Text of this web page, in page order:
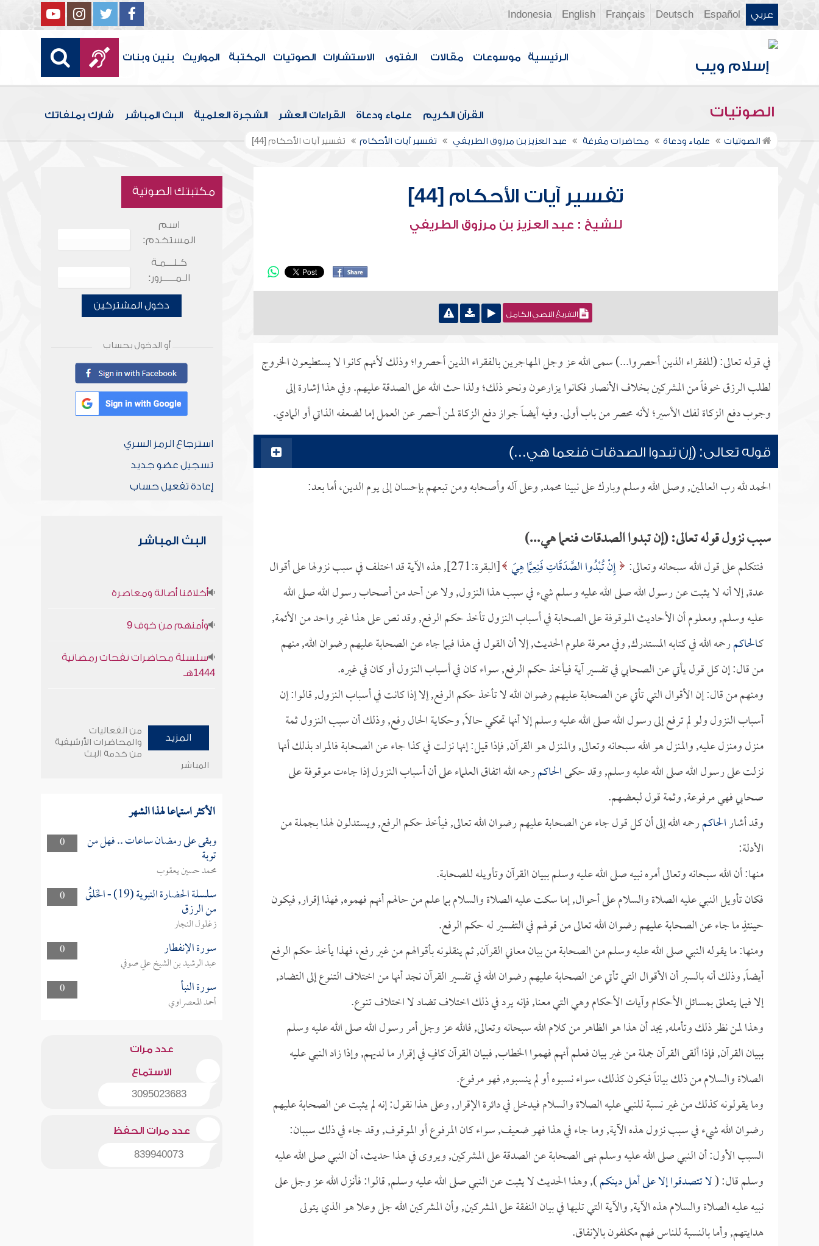
عربي Español
Deutsch
Français
English
Indonesia
الرئيسية موسوعات مقالات الفتوى الاستشارات الصوتيات المكتبة المواريث بنين وبنات
الصوتيات القرآن الكريم علماء ودعاة القراءات العشر الشجرة العلمية البث المباشر شارك بملفاتك
الصوتيات علماء ودعاة محاضرات مفرغة عبد العزيز بن مرزوق الطريفي تفسير آيات الأحكام تفسير آيات الأحكام [44]
تفسير آيات الأحكام [44]
للشيخ : عبد العزيز بن مرزوق الطريفي
التفريغ النصي الكامل
في قوله تعالى: (للفقراء الذين أحصروا...) سمى الله عز وجل المهاجرين بالفقراء الذين أحصروا؛ وذلك لأنهم كانوا لا يستطيعون الخروج
لطلب الرزق خوفاً من المشركين بخلاف الأنصار فكانوا يزارعون ونحو ذلك؛ ولذا حث الله على الصدقة عليهم. وفي هذا إشارة إلى
وجوب دفع الزكاة لفك الأسير؛ لأنه محصر من باب أولى. وفيه أيضاً جواز دفع الزكاة لمن أحصر عن العمل إما لضعفه الذاتي أو المادي.
قوله تعالى: (إن تبدوا الصدقات فنعما هي...)
الحمد لله رب العالمين, وصلى الله وسلم وبارك على نبينا محمد, وعلى آله وأصحابه ومن تبعهم بإحسان إلى يوم الدين، أما بعد:
سبب نزول قوله تعالى: (إن تبدوا الصدقات فنعما هي...)
فنتكلم على قول الله سبحانه وتعالى: إِنْ تُبْدُوا الصَّدَقَاتِ فَنِعِمَّا هِيَ
[البقرة:271], هذه الآية قد اختلف في سبب نزولها على أقوال
عدة, إلا أنه لا يثبت عن رسول الله صلى الله عليه وسلم شيء في سبب هذا النزول, ولا عن أحد من أصحاب رسول الله صلى الله
عليه وسلم, ومعلوم أن الأحاديث الموقوفة على الصحابة في أسباب النزول تأخذ حكم الرفع, وقد نص على هذا غير واحد من الأئمة,
كـالحاكمرحمه الله في كتابه المستدرك, وفي معرفة علوم الحديث, إلا أن القول في هذا فيما جاء عن الصحابة عليهم رضوان الله, منهم
من قال: إن كل قول يأتي عن الصحابي في تفسير آية فيأخذ حكم الرفع, سواء كان في أسباب النزول أو كان في غيره.
ومنهم من قال: إن الأقوال التي تأتي عن الصحابة عليهم رضوان الله لا تأخذ حكم الرفع, إلا إذا كانت في أسباب النزول, قالوا: إن
أسباب النزول ولو لم ترفع إلى رسول الله صلى الله عليه وسلم إلا أنها تحكي حالاً, وحكاية الحال رفع, وذلك أن سبب النزول ثمة
منزل ومنزل عليه, والمنزل هو الله سبحانه وتعالى, والمنزل هو القرآن, فإذا قيل: إنها نزلت في كذا جاء عن الصحابة فالمراد بذلك أنها
نزلت على رسول الله صلى الله عليه وسلم, وقد حكىالحاكمرحمه الله اتفاق العلماء على أن أسباب النزول إذا جاءت موقوفة على
صحابي فهي مرفوعة, وثمة قول لبعضهم.
وقد أشارالحاكمرحمه الله إلى أن كل قول جاء عن الصحابة عليهم رضوان الله تعالى, فيأخذ حكم الرفع, ويستدلون لهذا بجملة من
الأدلة:
منها: أن الله سبحانه وتعالى أمره نبيه صلى الله عليه وسلم ببيان القرآن وتأويله للصحابة.
فكان تأويل النبي عليه الصلاة والسلام على أحوال, إما سكت عليه الصلاة والسلام بما علم من حالهم أنهم فهموه, فهذا إقرار, فيكون
حينئذٍ ما جاء عن الصحابة عليهم رضوان الله تعالى من قولهم في التفسير له حكم الرفع.
ومنها: ما يقوله النبي صلى الله عليه وسلم من الصحابة من بيان معاني القرآن, ثم ينقلونه بأقوالهم من غير رفع، فهذا يأخذ حكم الرفع
أيضاً, وذلك أنه بالسبر أن الأقوال التي تأتي عن الصحابة عليهم رضوان الله في تفسير القرآن نجد أنها من اختلاف التنوع إلى التضاد,
إلا فيما يتعلق بمسائل الأحكام وآيات الأحكام وهي التي معنا, فإنه يرد في ذلك اختلاف تضاد لا اختلاف تنوع.
وهذا لمن نظر ذلك وتأمله, يجد أن هذا هو الظاهر من كلام الله سبحانه وتعالى, فالله عز وجل أمر رسول الله صلى الله عليه وسلم
ببيان القرآن, فإذا ألقى القرآن جملة من غير بيان فعلم أنهم فهموا الخطاب, فبيان القرآن كافٍ في إقرار ما لديهم, وإذا زاد النبي عليه
الصلاة والسلام من ذلك بياناً فيكون كذلك، سواء نسبوه أو لم ينسبوه, فهو مرفوع.
وما يقولونه كذلك من غير نسبة للنبي عليه الصلاة والسلام فيدخل في دائرة الإقرار, وعلى هذا نقول: إنه لم يثبت عن الصحابة عليهم
رضوان الله شيء في سبب نزول هذه الآية, وما جاء في هذا فهو ضعيف, سواء كان المرفوع أو الموقوف, وقد جاء في ذلك سببان:
السبب الأول: أن النبي صلى الله عليه وسلم نهى الصحابة عن الصدقة على المشركين, ويروى في هذا حديث، أن النبي صلى الله عليه
وسلم قال: (لا تتصدقوا إلا على أهل دينكم), وهذا الحديث لا يثبت عن النبي صلى الله عليه وسلم, قالوا: فأنزل الله عز وجل على
نبيه عليه الصلاة والسلام هذه الآية, والآية التي تليها في بيان النفقة على المشركين, وأن المشركين الله جل وعلا هو الذي يتولى
هدايتهم, وأما بالنسبة للناس فهم مكلفون بالإنفاق.
مكتبتك الصوتية
اسم
المستخدم:
كـلـــمـة
الـمـــــرور:
دخول المشتركين
أو الدخول بحساب
استرجاع الرمز السري
تسجيل عضو جديد
إعادة تفعيل حساب
البث المباشر
أخلاقنا أصالة ومعاصرة
وأمنهم من خوف 9
سلسلة محاضرات نفحات رمضانية
1444هـ
المزيد
من الفعاليات
والمحاضرات الأرشيفية
من خدمة البث
المباشر
الأكثر استماعا لهذا الشهر
0 وبقى على رمضان ساعات .. فهل من
توبة
محمد حسين يعقوب
0
سلسلة الحضارة النبوية (19) - الخَلقُ
من الرزق
زغلول النجار
0
سورة الإنفطار
عبد الرشيد بن الشيخ علي صوفي
0
سورة النبأ
أحمد المعصراوي
عدد مرات
الاستماع
3095023683
عدد مرات الحفظ
839940073